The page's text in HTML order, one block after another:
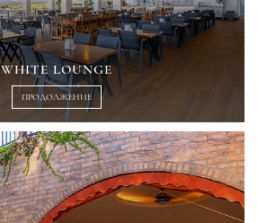
WHITE LOUNGE
ПРОДОЛЖЕНИЕ